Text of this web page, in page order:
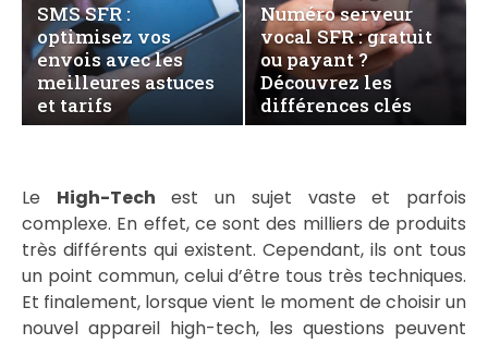
SMS SFR :
optimisez vos
envois avec les
meilleures astuces
et tarifs
Numéro serveur
vocal SFR : gratuit
ou payant ?
Découvrez les
différences clés
Le High-Tech est un sujet vaste et parfois
complexe. En effet, ce sont des milliers de produits
très différents qui existent. Cependant, ils ont tous
un point commun, celui d’être tous très techniques.
Et finalement, lorsque vient le moment de choisir un
nouvel appareil high-tech, les questions peuvent